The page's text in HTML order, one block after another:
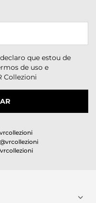
que estou de
de uso e
Collezioni
vrcollezioni